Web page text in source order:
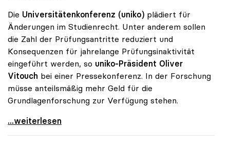
Die Universitätenkonferenz (uniko) plädiert für
Änderungen im Studienrecht. Unter anderem sollen
die Zahl der Prüfungsantritte reduziert und
Konsequenzen für jahrelange Prüfungsinaktivität
eingeführt werden, so uniko-Präsident Oliver
Vitouch bei einer Pressekonferenz. In der Forschung
müsse anteilsmäßig mehr Geld für die
Grundlagenforschung zur Verfügung stehen.
Kein „Studieren auf Österreichisch\": uniko will
...weiterlesen